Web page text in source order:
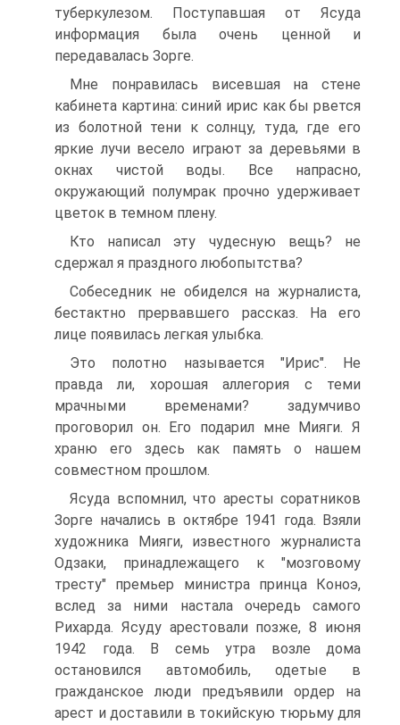
туберкулезом. Поступавшая от Ясуда
информация была очень ценной и
передавалась Зорге.
Мне понравилась висевшая на стене
кабинета картина: синий ирис как бы рвется
из болотной тени к солнцу, туда, где его
яркие лучи весело играют за деревьями в
окнах чистой воды. Все напрасно,
окружающий полумрак прочно удерживает
цветок в темном плену.
Кто написал эту чудесную вещь? не
сдержал я праздного любопытства?
Собеседник не обиделся на журналиста,
бестактно прервавшего рассказ. На его
лице появилась легкая улыбка.
Это полотно называется "Ирис". Не
правда ли, хорошая аллегория с теми
мрачными временами? задумчиво
проговорил он. Его подарил мне Мияги. Я
храню его здесь как память о нашем
совместном прошлом.
Ясуда вспомнил, что аресты соратников
Зорге начались в октябре 1941 года. Взяли
художника Мияги, известного журналиста
Одзаки, принадлежащего к "мозговому
тресту" премьер министра принца Коноэ,
вслед за ними настала очередь самого
Рихарда. Ясуду арестовали позже, 8 июня
1942 года. В семь утра возле дома
остановился автомобиль, одетые в
гражданское люди предъявили ордер на
арест и доставили в токийскую тюрьму для